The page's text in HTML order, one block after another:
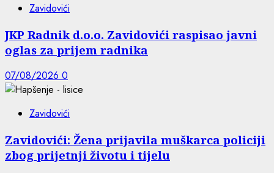
Zavidovići
JKP Radnik d.o.o. Zavidovići raspisao javni
oglas za prijem radnika
07/08/2026 0
Zavidovići
Zavidovići: Žena prijavila muškarca policiji
zbog prijetnji životu i tijelu